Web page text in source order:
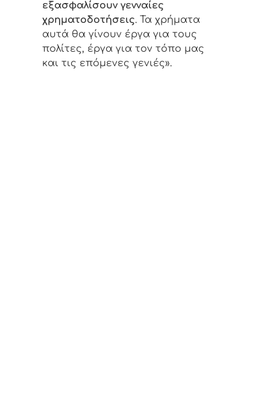
εξασφαλίσουν γενναίες
χρηματοδοτήσεις. Τα χρήματα
αυτά θα γίνουν έργα για τους
πολίτες, έργα για τον τόπο μας
και τις επόμενες γενιές».